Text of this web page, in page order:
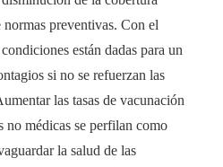
preventivas. Con el
están dadas para un
si no se refuerzan las
las tasas de vacunación
no médicas se perfilan como
la salud de las